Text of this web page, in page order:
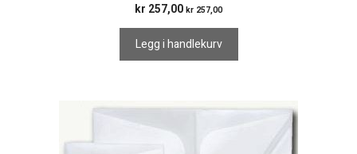
kr 257,00 kr 257,00
Legg i handlekurv